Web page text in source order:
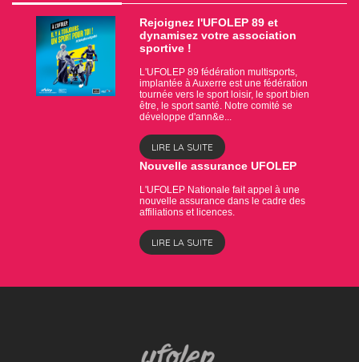
Rejoignez l'UFOLEP 89 et
dynamisez votre association
sportive !
L'UFOLEP 89 fédération multisports,
implantée à Auxerre est une fédération
tournée vers le sport loisir, le sport bien
être, le sport santé. Notre comité se
développe d'ann&e...
LIRE LA SUITE
Nouvelle assurance UFOLEP
L'UFOLEP Nationale fait appel à une
nouvelle assurance dans le cadre des
affiliations et licences.
LIRE LA SUITE